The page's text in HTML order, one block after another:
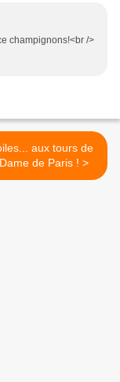
champignons!<br />
aux tours de
Notre-Dame de Paris ! >